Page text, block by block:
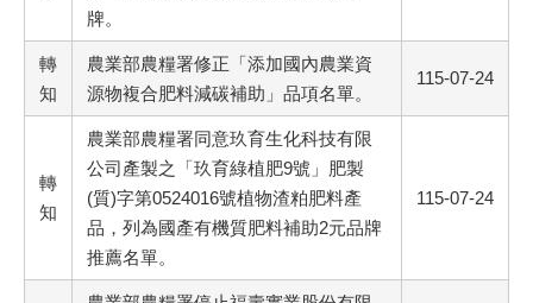
牌。
轉
知
農業部農糧署修正「添加國內農業資
源物複合肥料減碳補助」品項名單。
115-07-24
轉
知
農業部農糧署同意玖育生化科技有限
公司產製之「玖育綠植肥9號」肥製
(質)字第0524016號植物渣粕肥料產
品，列為國產有機質肥料補助2元品牌
推薦名單。
115-07-24